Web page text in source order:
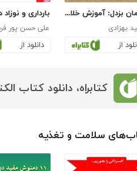
قهرمان بزدل: آموزش خلاقیت به روش ساده
بهزادی
از
علی حسن پور
دانلود از
کتابراه، دانلود کتاب
سلامت و تغذیه